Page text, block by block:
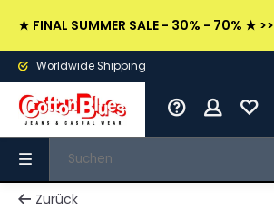
★ FINAL SUMMER SALE - 30% - 70% ★ >>
Worldwide Shipping
Zurück